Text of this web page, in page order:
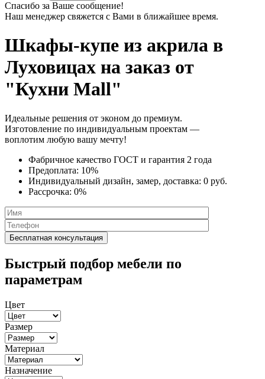
Спасибо за Ваше сообщение!
Наш менеджер свяжется с Вами в ближайшее время.
Шкафы-купе из акрила в
Луховицах на заказ от
"Кухни Mall"
Идеальные решения от эконом до премиум.
Изготовление по индивидуальным проектам —
воплотим любую вашу мечту!
Фабричное качество ГОСТ и гарантия 2 года
Предоплата: 10%
Индивидуальный дизайн, замер, доставка: 0 руб.
Рассрочка: 0%
Быстрый подбор мебели по
параметрам
Цвет
Размер
Материал
Назначение